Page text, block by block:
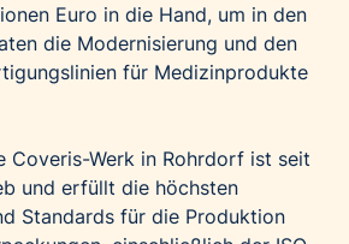
Euro in die Hand, um in den
die Modernisierung und den
für Medizinprodukte
Coveris-Werk in Rohrdorf ist seit
und erfüllt die höchsten
Standards für die Produktion